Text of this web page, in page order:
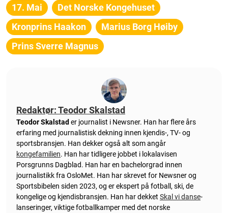
17. Mai
Det Norske Kongehuset
Kronprins Haakon
Marius Borg Høiby
Prins Sverre Magnus
Redaktør: Teodor Skalstad
Teodor Skalstader journalist i Newsner. Han har flere års
erfaring med journalistisk dekning innen kjendis-, TV- og
sportsbransjen. Han dekker også alt som angår
kongefamilien. Han har tidligere jobbet i lokalavisen
Porsgrunns Dagblad. Han har en bachelorgrad innen
journalistikk fra OsloMet. Han har skrevet for Newsner og
Sportsbibelen siden 2023, og er ekspert på fotball, ski, de
kongelige og kjendisbransjen. Han har dekket Skal vi danse-
lanseringer, viktige fotballkamper med det norske